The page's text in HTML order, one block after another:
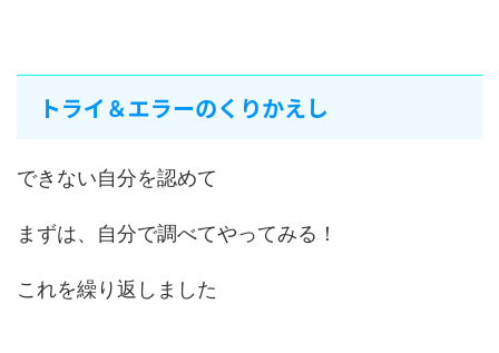
トライ＆エラーのくりかえし
できない自分を認めて
まずは、自分で調べてやってみる！
これを繰り返しました